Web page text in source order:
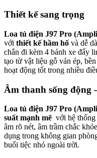
Thiết kế sang trọng
Loa tủ điện J97 Pro
với thiết kế hầm hố và dễ
chắn đi kèm 4 bánh xe đẩy
tạo từ vật liệu gỗ ván ép,
hoạt động tốt trong nhiều
Âm thanh sống động
Loa tủ điện J97 Pro
suất mạnh mẽ với hệ thống
âm rõ nét, âm trầm chắc
dụng trong không gian
buổi tiệc nhỏ ngoài trời.